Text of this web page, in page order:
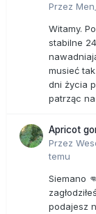
Przez
Witamy.
stabilne
musieć
dni życia
patrząc
Apricot
Przez
temu
Siemano
podajesz